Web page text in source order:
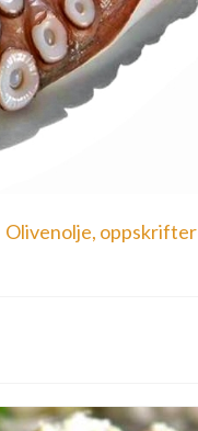
Olivenolje, oppskrifter